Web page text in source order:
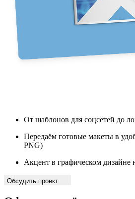
От шаблонов для соцсетей до
Передаём готовые макеты в
PNG)
Акцент в графическом дизайне
Обсудить проект